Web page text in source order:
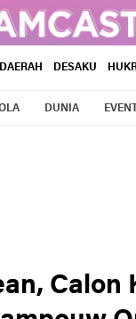
DAERAH DESAKU
DUNIA EVENT
Calon